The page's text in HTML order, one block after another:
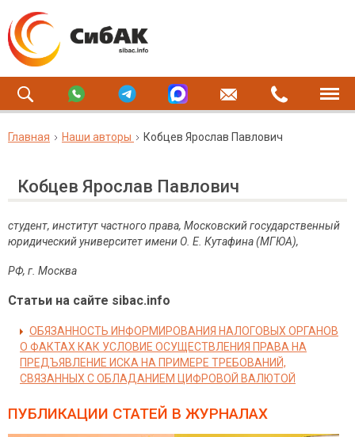
Главная Наши авторы Кобцев Ярослав Павлович
Кобцев Ярослав Павлович
студент, институт частного права, Московский государственный
юридический университет имени О. Е. Кутафина (МГЮА),
РФ, г. Москва
Статьи на сайте sibac.info
ОБЯЗАННОСТЬ ИНФОРМИРОВАНИЯ НАЛОГОВЫХ ОРГАНОВ
О ФАКТАХ КАК УСЛОВИЕ ОСУЩЕСТВЛЕНИЯ ПРАВА НА
ПРЕДЪЯВЛЕНИЕ ИСКА НА ПРИМЕРЕ ТРЕБОВАНИЙ,
СВЯЗАННЫХ С ОБЛАДАНИЕМ ЦИФРОВОЙ ВАЛЮТОЙ
ПУБЛИКАЦИИ СТАТЕЙ В ЖУРНАЛАХ